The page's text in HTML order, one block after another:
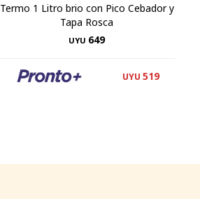
Termo 1 Litro brio con Pico Cebador y
Tapa Rosca
UYU 649
UYU 519